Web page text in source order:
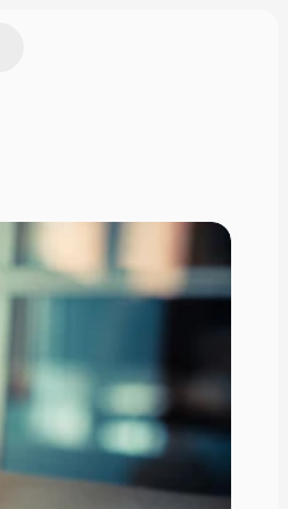
изображению